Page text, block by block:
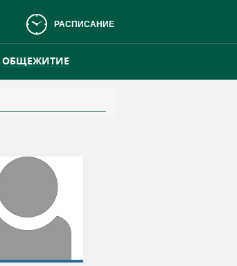
РАСПИСАНИЕ
ОБЩЕЖИТИЕ